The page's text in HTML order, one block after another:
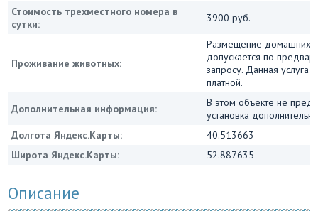
Стоимость трехместного номера в
сутки:
3900 руб.
Проживание животных:
Размещение домашних
допускается по
запросу. Данная услуга
платной.
Дополнительная информация:
В этом объекте не
установка
Долгота Яндекс.Карты:
40.513663
Широта Яндекс.Карты:
52.887635
Описание